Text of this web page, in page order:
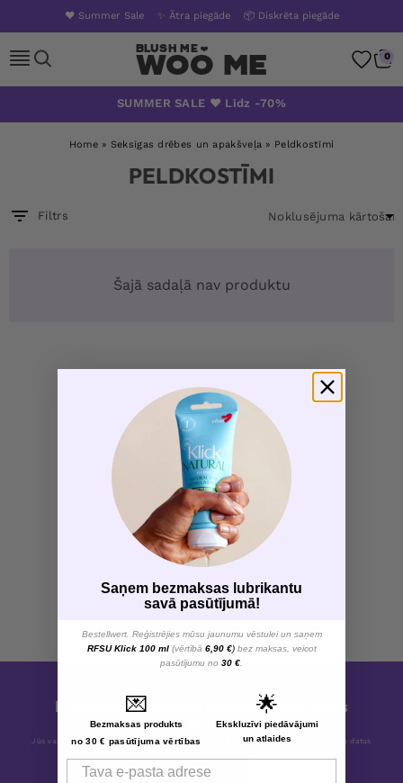
❤️ Summer Sale ✨ Ātra piegāde 📦 Diskrēta piegāde
Woo Me 0
SUMMER SALE ❤️ Līdz -70%
Home» Seksīgas drēbes un apakšveļa » Peldkostīmi
PELDKOSTĪMI
Filtrs
Šajā sadaļā nav produktu
Produktu jaunumi un ekskluzīvas atlaides
abonentiem.
Jūs varat atteikties no abonēšanas jebkurā laikā. Mēs apstrādājam jūsu personas datus
saskaņā ar mūsu
Saņem bezmaksas lubrikantu
savā pasūtījumā!
Bestellwert. Reģistrējies mūsu jaunumu vēstulei un saņem
RFSU Klick 100 ml(vērtībā 6,90 €)bez maksas, veicot
pasūtījumu no 30 €
💌
Bezmaksas produkts
no 30 € pasūtījuma vērtības
🌟
Ekskluzīvi piedāvājumi
un atlaides
Email